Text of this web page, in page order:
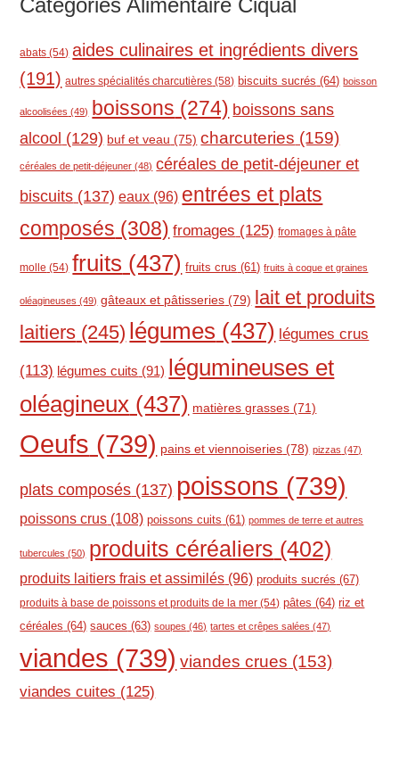
Catégories Alimentaire Ciqual
abats (54) aides culinaires et ingrédients divers
(191) autres spécialités charcutières (58) biscuits sucrés (64) boisson
alcoolisées (49) boissons (274) boissons sans
alcool (129) buf et veau (75) charcuteries (159)
céréales de petit-déjeuner (48) céréales de petit-déjeuner et
biscuits (137) eaux (96) entrées et plats
composés (308) fromages (125) fromages à pâte
molle (54) fruits (437) fruits crus (61) fruits à coque et graines
oléagineuses (49) gâteaux et pâtisseries (79) lait et produits
laitiers (245) légumes (437) légumes crus
(113) légumes cuits (91)
légumineuses et
oléagineux (437) matières grasses (71)
Oeufs (739) pains et viennoiseries (78) pizzas (47)
plats composés (137) poissons (739)
poissons crus (108) poissons cuits (61) pommes de terre et autres
tubercules (50) produits céréaliers (402)
produits laitiers frais et assimilés (96) produits sucrés (67)
produits à base de poissons et produits de la mer (54) pâtes (64) riz et
céréales (64) sauces (63) soupes (46) tartes et crêpes salées (47)
viandes (739) viandes crues (153)
viandes cuites (125)